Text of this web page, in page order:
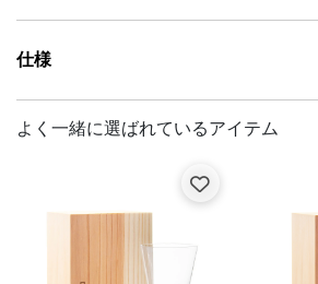
仕様